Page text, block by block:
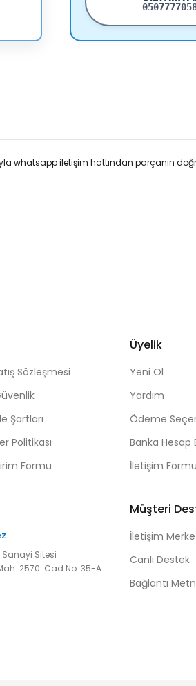
whatsapp iletişim hattından parçanın
Sözleşmesi
Şartları
Politikası
Formu
Üyelik
Yeni Ol
Yardım
Ödeme
Banka Hesap
İletişim Formu
Sitesi
2570. Cad No: 35-A
Müşteri
İletişim
Canlı Destek
Bağlantı